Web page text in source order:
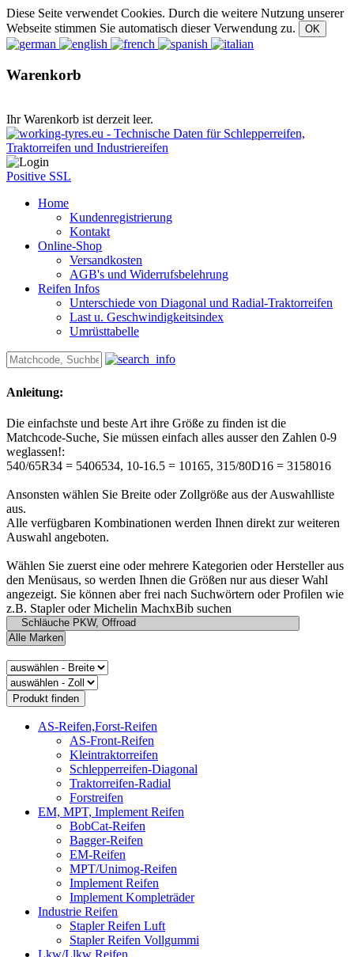
Diese Seite verwendet Cookies. Durch die weitere Nutzung unserer
Webseite stimmen Sie automatisch dieser Verwendung zu.
Warenkorb
Ihr Warenkorb ist derzeit leer.
Positive SSL
Home
Kundenregistrierung
Kontakt
Online-Shop
Versandkosten
AGB's und Widerrufsbelehrung
Reifen Infos
Unterschiede von Diagonal und Radial-Traktorreifen
Last u. Geschwindigkeitsindex
Umrüsttabelle
Anleitung:
Die einfachste und beste Art ihre Größe zu finden ist die
Matchcode-Suche, Sie müssen einfach alles ausser den Zahlen 0-9
weglassen!:
540/65R34 = 5406534, 10-16.5 = 10165, 315/80D16 = 3158016
Ansonsten wählen Sie Breite oder Zollgröße aus der Auswahlliste
aus.
Alle verfügbaren Kombinationen werden Ihnen direkt zur weiteren
Auswahl angeboten.
Wählen Sie zuerst eine oder mehrere Kategorien oder Hersteller aus
den Menüsaus, so werden Ihnen die Größen nur aus dieser Wahl
angezeigt. Sie können aber frei nach Suchwörtern oder Profilen wie
z.B. Stapler oder Michelin MachxBib suchen
AS-Reifen,Forst-Reifen
AS-Front-Reifen
Kleintraktorreifen
Schlepperreifen-Diagonal
Traktorreifen-Radial
Forstreifen
EM, MPT, Implement Reifen
BobCat-Reifen
Bagger-Reifen
EM-Reifen
MPT/Unimog-Reifen
Implement Reifen
Implement Kompleträder
Industrie Reifen
Stapler Reifen Luft
Stapler Reifen Vollgummi
Lkw/Llkw Reifen